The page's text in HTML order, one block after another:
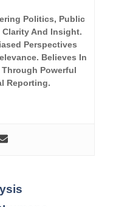
Politics, Public
Clarity And Insight.
Perspectives
Believes In
Through Powerful
Reporting.